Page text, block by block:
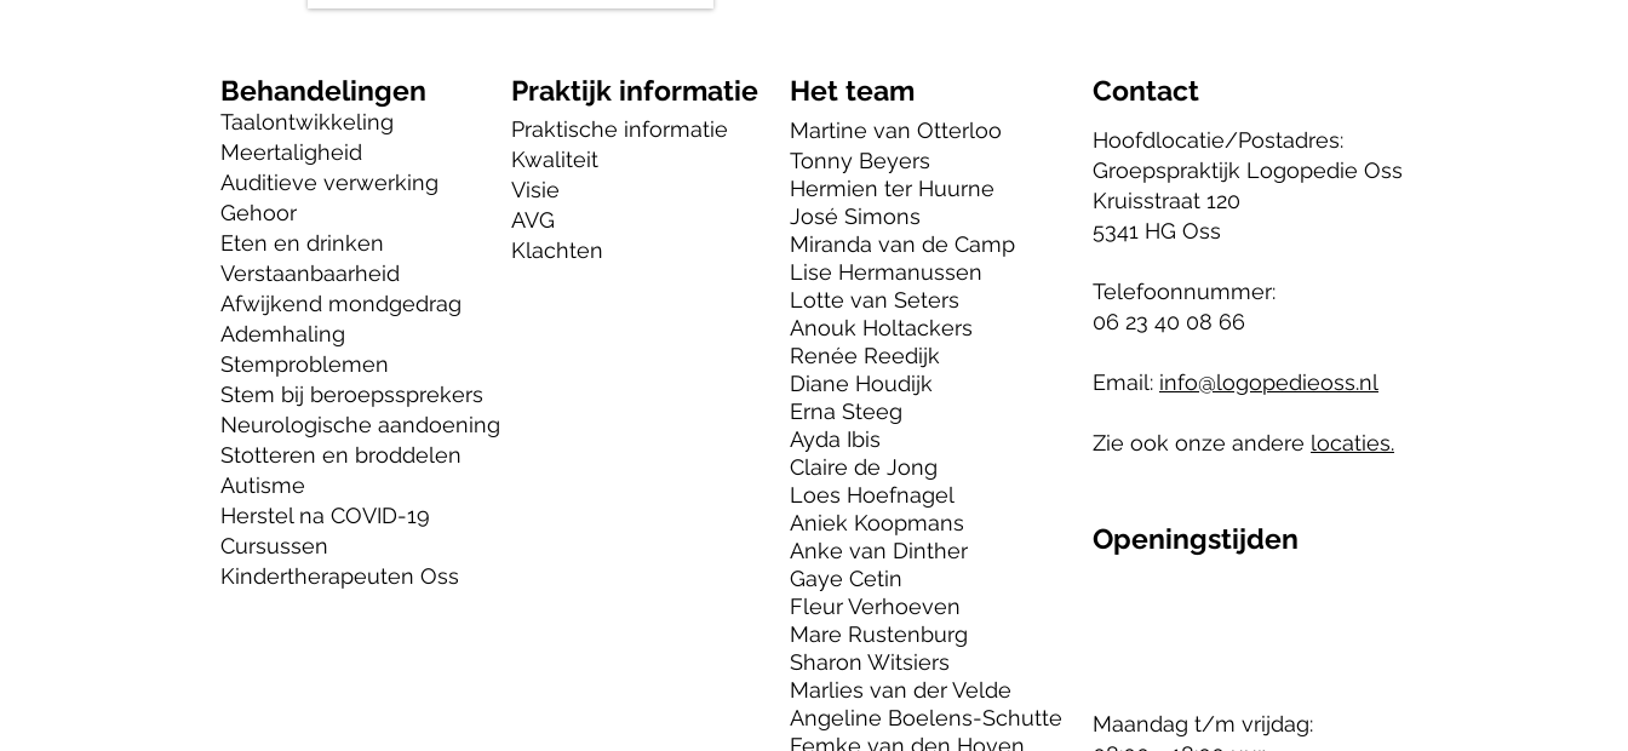
Behandelingen Praktijk informatie Het team Contact
Taalontwikkeling
Meertaligheid
Auditieve verwerking
Gehoor
Eten en drinken
Verstaanbaarheid
Afwijkend mondgedrag
Ademhaling
Stemproblemen
Stem bij beroepssprekers
Neurologische aandoening
Stotteren en broddelen
Autisme
Herstel na COVID-19
Cursussen
Kindertherapeuten Oss
Praktische informatie
Kwaliteit
Visie
AVG
Klachten
Martine van Otterloo
Tonny Beyers
Hermien ter Huurne
José Simons
Miranda van de Camp
Lise Hermanussen
Lotte van Seters
Anouk Holtackers
Renée Reedijk
Diane Houdijk
Erna Steeg
Ayda Ibis
Claire de Jong
Loes Hoefnagel
Aniek Koopmans
Anke van Dinther
Gaye Cetin
Fleur Verhoeven
Mare Rustenburg
Sharon Witsiers
Marlies van der Velde
Angeline Boelens-Schutte
Femke van den Hoven
Hoofdlocatie/Postadres:
Groepspraktijk Logopedie Oss
Kruisstraat 120
5341 HG Oss
Telefoonnummer:
06 23 40 08 66
Email: info@logopedieoss.nl
Zie ook onze andere locaties.
Openingstijden
Maandag t/m vrijdag: